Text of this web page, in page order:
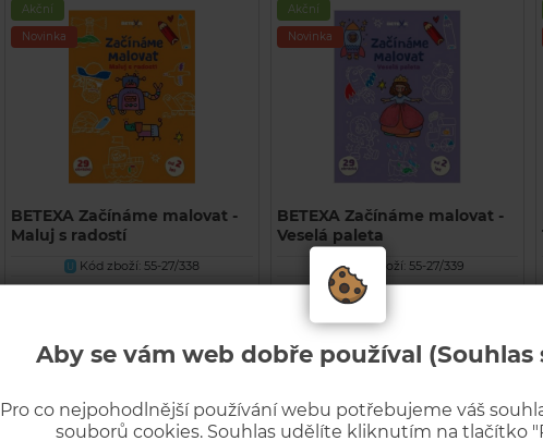
Aby se vám web dobře používal (Souhlas
Pro co nejpohodlnější používání webu potřebujeme váš
souborů cookies. Souhlas udělíte kliknutím na tlačítko
Akční
Novinka
BETEXA Začínáme malovat -
Maluj s radostí
U Kód zboží: 55-27/338
Běžná cena
81
Akční
Novinka
BETEXA Začínáme malovat -
Veselá paleta
UKód zboží: 55-27/339
Běžná cena
81